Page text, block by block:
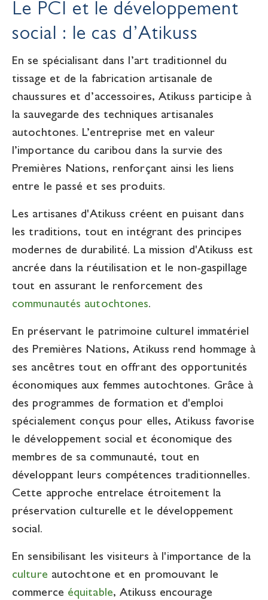
Le PCI et le développement
social : le cas d’Atikuss
En se spécialisant dans l’art traditionnel du
tissage et de la fabrication artisanale de
chaussures et d’accessoires, Atikuss participe à
la sauvegarde des techniques artisanales
autochtones. L’entreprise met en valeur
l’importance du caribou dans la survie des
Premières Nations, renforçant ainsi les liens
entre le passé et ses produits.
Les artisanes d'Atikuss créent en puisant dans
les traditions, tout en intégrant des principes
modernes de durabilité. La mission d'Atikuss est
ancrée dans la réutilisation et le non-gaspillage
tout en assurant le renforcement des
communautés autochtones.
En préservant le patrimoine culturel immatériel
des Premières Nations, Atikuss rend hommage à
ses ancêtres tout en offrant des opportunités
économiques aux femmes autochtones. Grâce à
des programmes de formation et d'emploi
spécialement conçus pour elles, Atikuss favorise
le développement social et économique des
membres de sa communauté, tout en
développant leurs compétences traditionnelles.
Cette approche entrelace étroitement la
préservation culturelle et le développement
social.
En sensibilisant les visiteurs à l'importance de la
culture autochtone et en promouvant le
commerce équitable, Atikuss encourage